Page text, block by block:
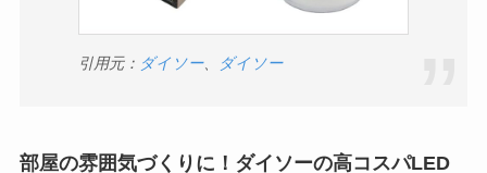
引用元： ダイソー、 ダイソー
部屋の雰囲気づくりに！ダイソーの高コスパLED